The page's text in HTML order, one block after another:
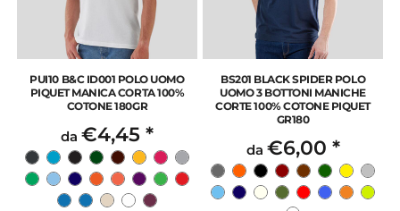
PUI10 B&C ID001 POLO UOMO
PIQUET MANICA CORTA 100%
COTONE 180GR
da €4,45 *
BS201 BLACK SPIDER POLO
UOMO 3 BOTTONI MANICHE
CORTE 100% COTONE PIQUET
GR180
da €6,00 *